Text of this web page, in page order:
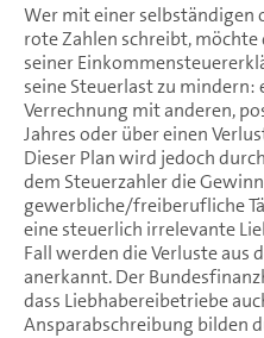
Wer mit einer selbständigen
rote Zahlen schreibt,
seiner
seine Steuerlast zu
Verrechnung mit anderen,
Jahres oder über einen
Dieser Plan wird jedoch
dem Steuerzahler die
gewerbliche/freiberufliche
eine steuerlich irrelevante
Fall werden die Verluste aus
anerkannt. Der
dass Liebhabereibetriebe
Ansparabschreibung bilden